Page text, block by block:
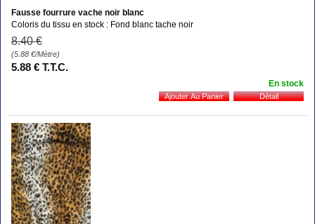
Fausse fourrure vache noir blanc
Coloris du tissu en stock : Fond blanc tache noir
8.40 €
(5.88 €/Mètre)
5.88 € T.T.C.
En stock